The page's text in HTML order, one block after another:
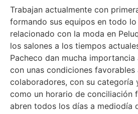
Trabajan actualmente con
formando sus equipos en todo lo
relacionado con la moda en
los salones a los tiempos
Pacheco dan mucha importancia
con unas condiciones favorables
colaboradores, con su categoría
como un horario de conciliación
abren todos los días a mediodía